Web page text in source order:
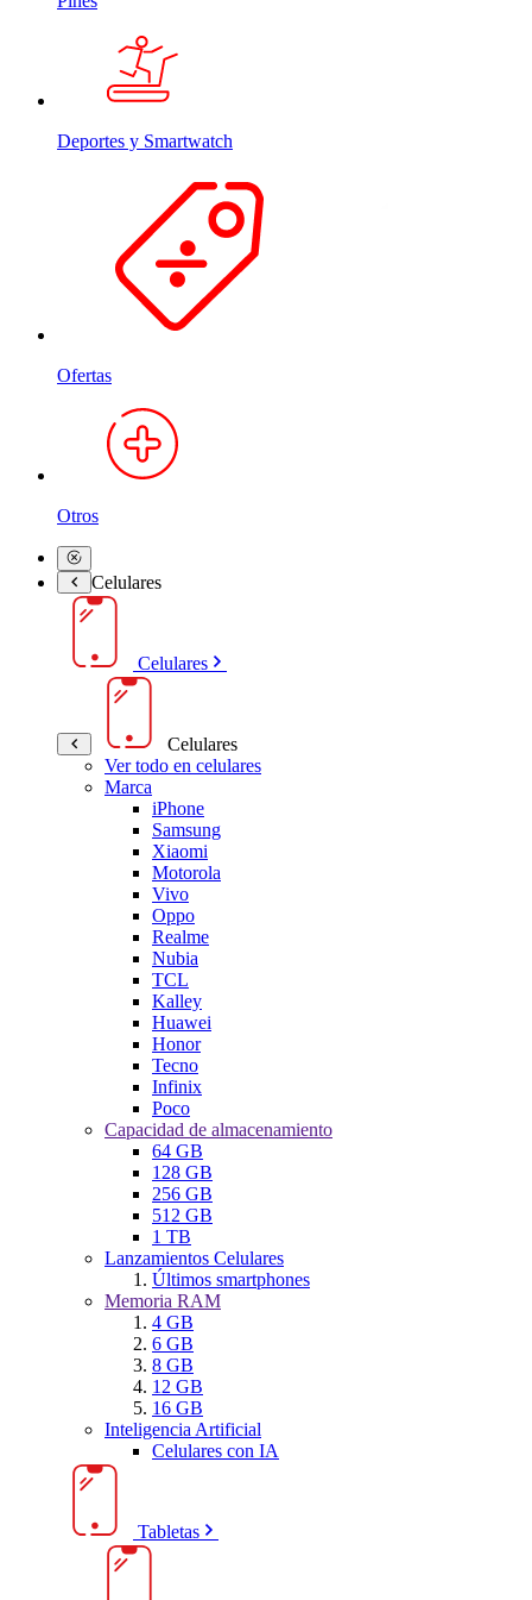
Deportes y Smartwatch
Ofertas
Otros
Celulares
Celulares
Celulares
Ver todo en celulares
Marca
iPhone
Samsung
Xiaomi
Motorola
Vivo
Oppo
Realme
Nubia
TCL
Kalley
Huawei
Honor
Tecno
Infinix
Poco
Capacidad de almacenamiento
64 GB
128 GB
256 GB
512 GB
1 TB
Lanzamientos Celulares
Últimos smartphones
Memoria RAM
4 GB
6 GB
8 GB
12 GB
16 GB
Inteligencia Artificial
Celulares con IA
Tabletas